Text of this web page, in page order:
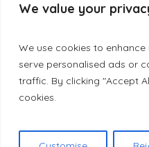
We value your
We use cookies to
serve personalised ads or
traffic. By clicking "Accept
cookies.
site, nous